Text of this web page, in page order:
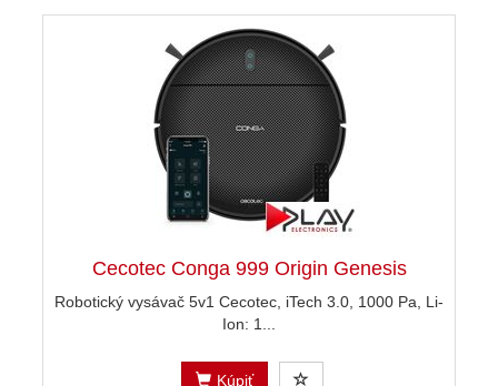
Cecotec Conga 999 Origin Genesis
Robotický vysávač 5v1 Cecotec, iTech 3.0, 1000 Pa, Li-
Ion: 1...
Kúpiť